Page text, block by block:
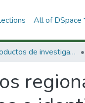
All of DSpace
1.1 Productos de investigación